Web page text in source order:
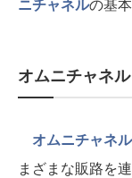
ニチャネルの基
オムニチャネ
オムニチャネル
まざまな販路を